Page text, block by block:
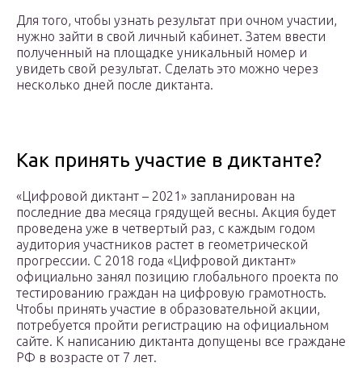
Для того, чтобы узнать результат при очном участии,
нужно зайти в свой личный кабинет. Затем ввести
полученный на площадке уникальный номер и
увидеть свой результат. Сделать это можно через
несколько дней после диктанта.
Как принять участие в диктанте?
«Цифровой диктант – 2021» запланирован на
последние два месяца грядущей весны. Акция будет
проведена уже в четвертый раз, с каждым годом
аудитория участников растет в геометрической
прогрессии. С 2018 года «Цифровой диктант»
официально занял позицию глобального проекта по
тестированию граждан на цифровую грамотность.
Чтобы принять участие в образовательной акции,
потребуется пройти регистрацию на официальном
сайте. К написанию диктанта допущены все граждане
РФ в возрасте от 7 лет.